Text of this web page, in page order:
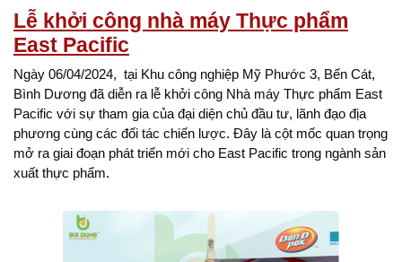
Lễ khởi công nhà máy Thực phẩm
East Pacific
Ngày 06/04/2024, tại Khu công nghiệp Mỹ Phước 3, Bến Cát,
Bình Dương đã diễn ra lễ khởi công Nhà máy Thực phẩm East
Pacific với sự tham gia của đại diện chủ đầu tư, lãnh đạo địa
phương cùng các đối tác chiến lược. Đây là cột mốc quan trọng
mở ra giai đoạn phát triển mới cho East Pacific trong ngành sản
xuất thực phẩm.